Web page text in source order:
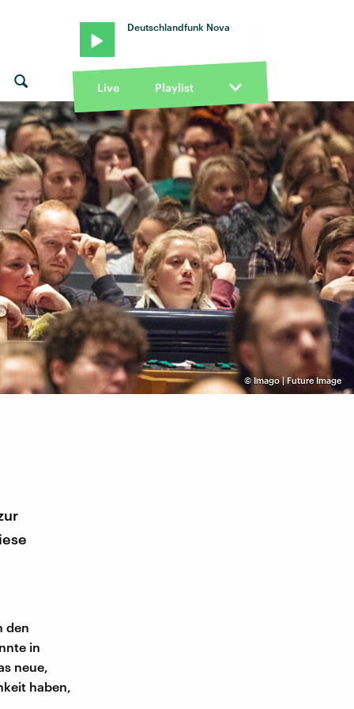
Deutschlandfunk Nova
Live Playlist
© Imago | Future Image
den
in
neue,
haben,